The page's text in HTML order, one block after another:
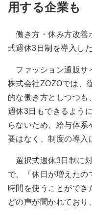
用する企業も
働き方・休み方改善
式週休3日制を導入し
ファッション通販サ
株式会社ZOZOでは、
的な働き方としつつ
週休3日もできるよう
らないため、給与体
要はなく、制度の導入
選択式週休3日制に
で、「休日が増えたの
時間を使うことができ
どの声が聞かれてお